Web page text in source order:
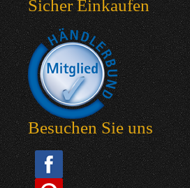
Sicher Einkaufen
Besuchen Sie uns